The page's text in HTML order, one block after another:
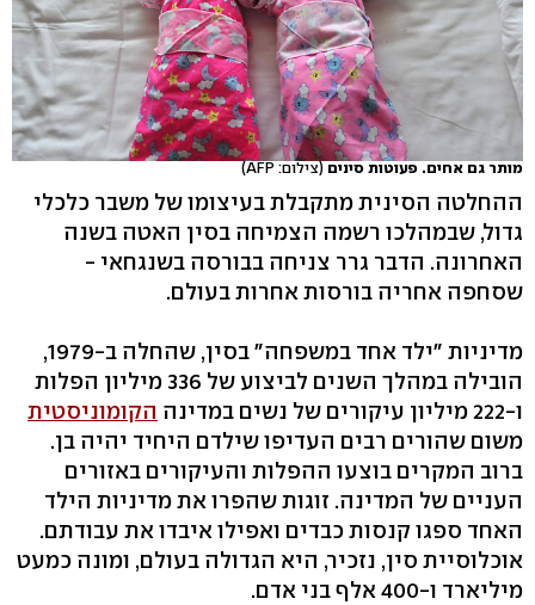
מותר גם אחים. פעוטות סינים (צילום: AFP)
ההחלטה הסינית מתקבלת בעיצומו של משבר כלכלי
גדול, שבמהלכו רשמה הצמיחה בסין האטה בשנה
האחרונה. הדבר גרר צניחה בבורסה בשנגחאי -
שסחפה אחריה בורסות אחרות בעולם.
מדיניות "ילד אחד במשפחה" בסין, שהחלה ב-1979,
הובילה במהלך השנים לביצוע של 336 מיליון הפלות
ו-222 מיליון עיקורים של נשים במדינה
הקומוניסטית
משום שהורים רבים העדיפו שילדם היחיד יהיה בן.
ברוב המקרים בוצעו ההפלות והעיקורים באזורים
העניים של המדינה. זוגות שהפרו את מדיניות הילד
האחד ספגו קנסות כבדים ואפילו איבדו את עבודתם.
אוכלוסיית סין, נזכיר, היא הגדולה בעולם, ומונה כמעט
מיליארד ו-400 אלף בני אדם.